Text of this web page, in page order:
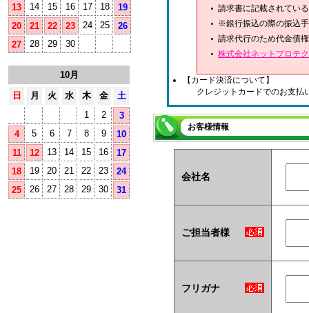
13
14 15 16 17 18
19
20
21 22 23 24 25
26
27
28 29 30
10月
日
月 火 水 木 金
土
1
2
3
4
5 6 7 8 9
10
11
12 13 14 15 16
17
18
19 20 21 22 23
24
25
26 27 28 29 30 31
請求書に記載されてい
※銀行振込の際の振込
請求代行のため代金債
株式会社ネットプロテ
【カード決済について】
クレジットカードでのお支払
お客様情報
会社名
ご担当者様
フリガナ